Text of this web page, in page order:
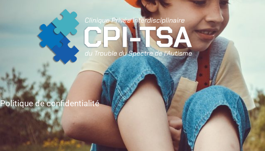
contenu
Politique de confidentialité